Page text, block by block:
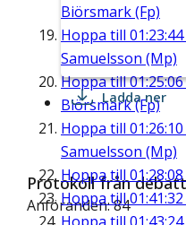
Biörsmark (Fp)
Hoppa till 01:23:44
Samuelsson (Mp)
Hoppa till01:25:06
Biörsmark (Fp)
Hoppa till 01:26:10
Samuelsson (Mp)
Hoppa till 01:28:08
Hoppa till01:41:32
Ladda ner
Protokoll från
Anföranden: 84